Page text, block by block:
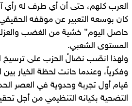
العرب كلهم، حتى أن أي طرف له رأي
كان بوسعه التعبير عن موقفه الحقيقي
حاصل اليوم” خشية من الغضب
المستوى الشعبي.
ولهذا انصّب نضالُ الحزب على ترسيخ
وفكرياً، وعندما حانت لحظة الخيار بين
قيام أول تجربة وحدوية في العصر
التضحية بكيانه التنظيمي من أجل